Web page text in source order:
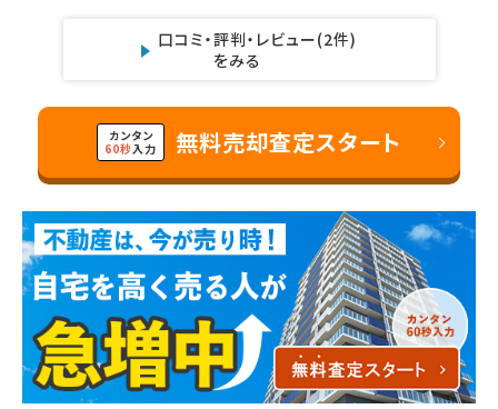
口コミ・評判・レビュー
をみる
(2件)
カンタン
60秒入力 無料売却査定スタート